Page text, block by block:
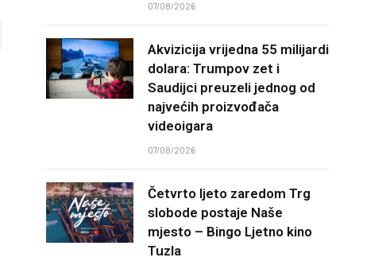
07/08/2026
Akvizicija vrijedna 55 milijardi
dolara: Trumpov zet i
Saudijci preuzeli jednog od
najvećih proizvođača
videoigara
07/08/2026
Četvrto ljeto zaredom Trg
slobode postaje Naše
mjesto – Bingo Ljetno kino
Tuzla